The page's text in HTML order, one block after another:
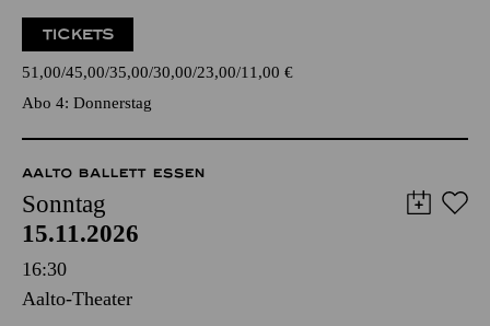
TICKETS
51,00 45,00 35,00 30,00 23,00 11,00 €
Abo 4: Donnerstag
AALTO BALLETT ESSEN
Sonntag
15.11.2026
16:30
Aalto-Theater